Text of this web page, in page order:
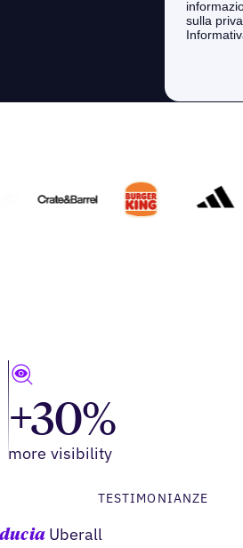
+30%
more visibility
TESTIMONIANZE
Uberall